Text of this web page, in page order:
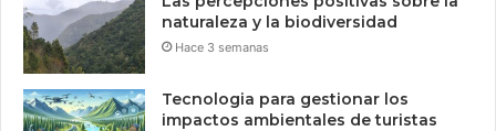
naturaleza y la biodiversidad
Hace 3 semanas
Tecnologia para gestionar los
impactos ambientales de turistas